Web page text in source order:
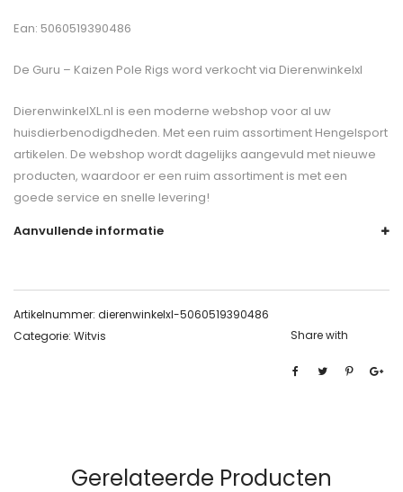
Ean: 5060519390486
De Guru – Kaizen Pole Rigs word verkocht via Dierenwinkelxl
DierenwinkelXL.nl is een moderne webshop voor al uw
huisdierbenodigdheden. Met een ruim assortiment Hengelsport
artikelen. De webshop wordt dagelijks aangevuld met nieuwe
producten, waardoor er een ruim assortiment is met een
goede service en snelle levering!
Aanvullende informatie
Artikelnummer: dierenwinkelxl-5060519390486
Categorie: Witvis Share with
Gerelateerde Producten